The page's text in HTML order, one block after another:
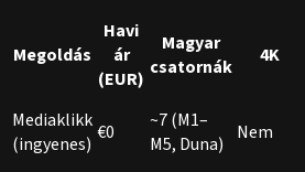
Megoldás
Havi
ár
(EUR)
Magyar
csatornák
4K
Mediaklikk
(ingyenes) €0
~7 (M1–
M5, Duna)
Nem